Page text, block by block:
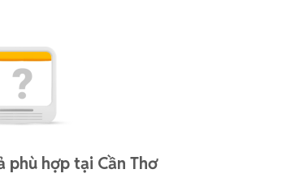
phù hợp tại Cần Thơ